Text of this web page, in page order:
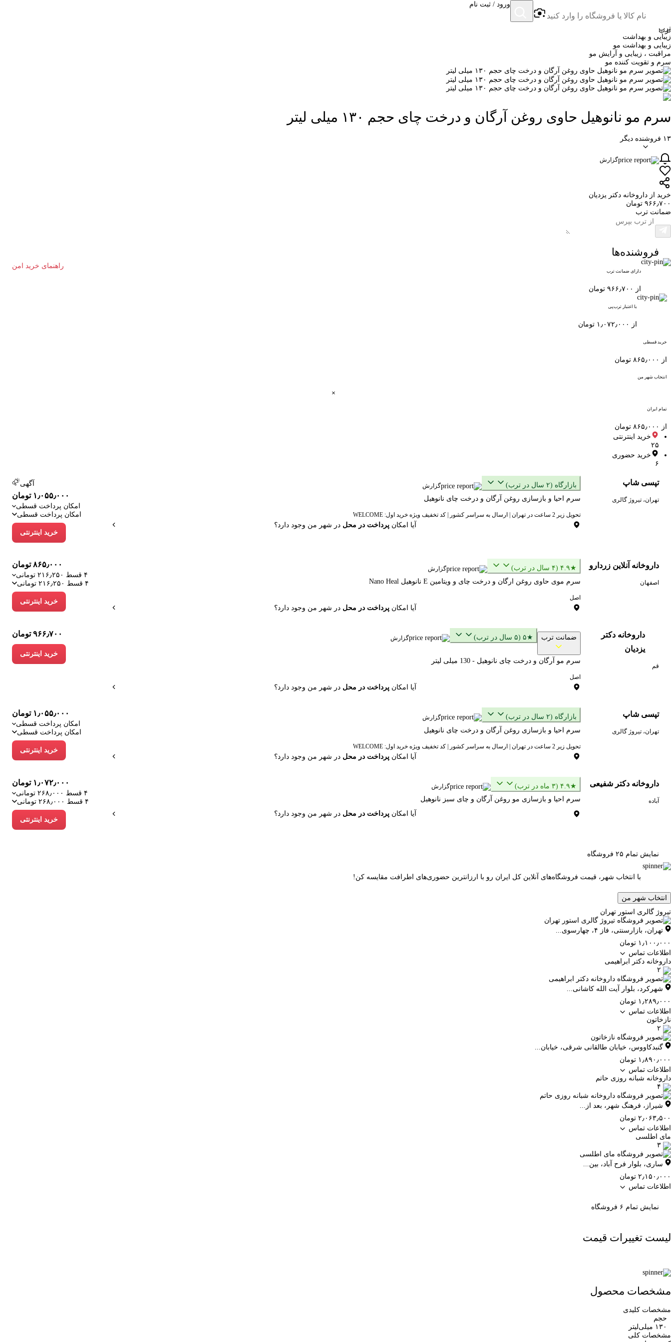
ترب
ورود / ثبت نام
ترب
زیبایی و بهداشت
زیبایی و بهداشت مو
مراقبت ، زیبایی و آرایش مو
سرم و تقویت کننده مو
سرم مو نانوهیل حاوی روغن آرگان و درخت چای حجم ۱۳۰ میلی لیتر
۱۳ فروشنده دیگر
گزارش
خرید از داروخانه دکتر یزدیان
۹۶۶٫۷۰۰ تومان
ضمانت ترب
فروشنده‌ها
راهنمای خرید امن
دارای ضمانت ترب
از ۹۶۶٫۷۰۰ تومان
با اعتبار ترب‌پی
از ۱٫۰۷۲٫۰۰۰ تومان
خرید قسطی
از ۸۶۵٫۰۰۰ تومان
انتخاب شهر من
تمام ایران
از ۸۶۵٫۰۰۰ تومان
خرید اینترنتی
۲۵
خرید حضوری
۶
تپسی شاپ
تهران، تیروژ گالری
بازارگاه (۲ سال در ترب) گزارش
سرم احیا و بازسازی روغن آرگان و درخت چای نانوهیل
تحویل زیر 2 ساعت در تهران | ارسال به سراسر کشور | کد تخفیف ویژه خرید اول: WELCOME
آیا امکانپرداخت در محل در شهر من وجود دارد؟
آگهی
۱٫۰۵۵٫۰۰۰ تومان
امکان پرداخت قسطی
امکان پرداخت قسطی
خرید اینترنتی
داروخانه آنلاین زردارو
اصفهان
★۴.۹ (۴ سال در ترب) گزارش
سرم موی حاوی روغن ارگان و درخت چای و ویتامین E نانوهیل Nano Heal
اصل
آیا امکانپرداخت در محل در شهر من وجود دارد؟
۸۶۵٫۰۰۰ تومان
۴ قسط ۲۱۶٫۲۵۰ تومانی
۴ قسط ۲۱۶٫۲۵۰ تومانی
خرید اینترنتی
داروخانه دکتر
یزدیان
قم
ضمانت ترب ★۵ (۵ سال در ترب) گزارش
سرم مو آرگان و درخت چای نانوهیل - 130 میلی لیتر
اصل
آیا امکانپرداخت در محل در شهر من وجود دارد؟
۹۶۶٫۷۰۰ تومان
خرید اینترنتی
تپسی شاپ
تهران، تیروژ گالری
بازارگاه (۲ سال در ترب) گزارش
سرم احیا و بازسازی روغن آرگان و درخت چای نانوهیل
تحویل زیر 2 ساعت در تهران | ارسال به سراسر کشور | کد تخفیف ویژه خرید اول: WELCOME
آیا امکانپرداخت در محل در شهر من وجود دارد؟
۱٫۰۵۵٫۰۰۰ تومان
امکان پرداخت قسطی
امکان پرداخت قسطی
خرید اینترنتی
داروخانه دکتر شفیعی
آباده
★۴.۹ (۳ ماه در ترب) گزارش
سرم احیا و بازسازی مو روغن آرگان و چای سبز نانوهیل
آیا امکانپرداخت در محل در شهر من وجود دارد؟
۱٫۰۷۲٫۰۰۰ تومان
۴ قسط ۲۶۸٫۰۰۰ تومانی
۴ قسط ۲۶۸٫۰۰۰ تومانی
خرید اینترنتی
نمایش تمام ۲۵ فروشگاه
با انتخاب شهر، قیمت فروشگاه‌های آنلاین کل ایران رو با ارزانترین حضوری‌های اطرافت مقایسه کن!
انتخاب شهر من
تیروژ گالری استور تهران
تهران، بازارسنتی، فاز ۴، چهارسوی...
۱٫۱۰۰٫۰۰۰ تومان
اطلاعات تماس
داروخانه دکتر ابراهیمی
۲
شهرکرد ، بلوار آیت الله کاشانی...
۱٫۲۸۹٫۰۰۰ تومان
اطلاعات تماس
نازخاتون
۲
گنبدکاووس، خیابان طالقانی شرقی، خیابان...
۱٫۸۹۰٫۰۰۰ تومان
اطلاعات تماس
داروخانه شبانه روزی حاتم
۴
شیراز ، فرهنگ شهر، بعد از...
۲٫۰۶۳٫۵۰۰ تومان
اطلاعات تماس
مای اطلسی
۳
ساری، بلوار فرح آباد، بین...
۲٫۱۵۰٫۰۰۰ تومان
اطلاعات تماس
نمایش تمام ۶ فروشگاه
لیست تغییرات قیمت
مشخصات محصول
مشخصات کلیدی
حجم
۱۳۰ میلی‌لیتر
مشخصات کلی